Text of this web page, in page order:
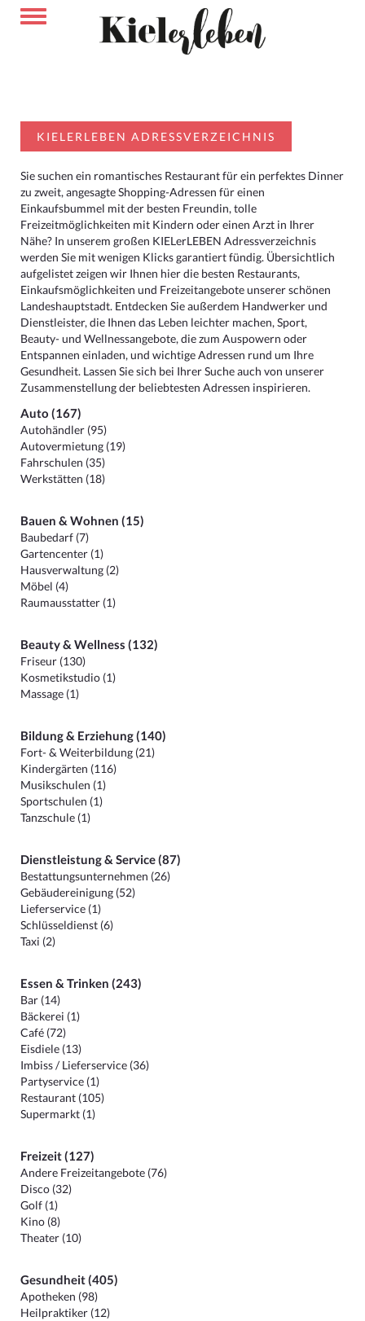
KIELERLEBEN ADRESSVERZEICHNIS
Sie suchen ein romantisches Restaurant für ein perfektes Dinner
zu zweit, angesagte Shopping-Adressen für einen
Einkaufsbummel mit der besten Freundin, tolle
Freizeitmöglichkeiten mit Kindern oder einen Arzt in Ihrer
Nähe? In unserem großen KIELerLEBEN Adressverzeichnis
werden Sie mit wenigen Klicks garantiert fündig. Übersichtlich
aufgelistet zeigen wir Ihnen hier die besten Restaurants,
Einkaufsmöglichkeiten und Freizeitangebote unserer schönen
Landeshauptstadt. Entdecken Sie außerdem Handwerker und
Dienstleister, die Ihnen das Leben leichter machen, Sport,
Beauty- und Wellnessangebote, die zum Auspowern oder
Entspannen einladen, und wichtige Adressen rund um Ihre
Gesundheit. Lassen Sie sich bei Ihrer Suche auch von unserer
Zusammenstellung der beliebtesten Adressen inspirieren.
Auto (167)
Autohändler (95)
Autovermietung (19)
Fahrschulen (35)
Werkstätten (18)
Bauen & Wohnen (15)
Baubedarf (7)
Gartencenter (1)
Hausverwaltung (2)
Möbel (4)
Raumausstatter (1)
Beauty & Wellness (132)
Friseur (130)
Kosmetikstudio (1)
Massage (1)
Bildung & Erziehung (140)
Fort- & Weiterbildung (21)
Kindergärten (116)
Musikschulen (1)
Sportschulen (1)
Tanzschule (1)
Dienstleistung & Service (87)
Bestattungsunternehmen (26)
Gebäudereinigung (52)
Lieferservice (1)
Schlüsseldienst (6)
Taxi (2)
Essen & Trinken (243)
Bar (14)
Bäckerei (1)
Café (72)
Eisdiele (13)
Imbiss / Lieferservice (36)
Partyservice (1)
Restaurant (105)
Supermarkt (1)
Freizeit (127)
Andere Freizeitangebote (76)
Disco (32)
Golf (1)
Kino (8)
Theater (10)
Gesundheit (405)
Apotheken (98)
Heilpraktiker (12)